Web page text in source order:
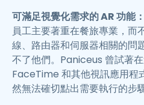
可滿足視覺化需求的 AR 功能：
員工主要著重在餐旅專業，而
線、路由器和伺服器相關的問
不了他們。Paniceus 曾試著
FaceTime 和其他視訊應用程
然無法確切點出需要執行的步驟